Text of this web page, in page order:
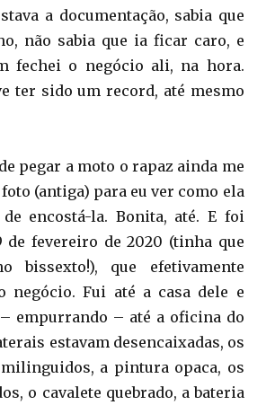
a documentação, sabia que
não sabia que ia ficar caro, e
fechei o negócio ali, na hora.
ter sido um record, até mesmo
pegar a moto o rapaz ainda me
(antiga) para eu ver como ela
de encostá-la. Bonita, até. E foi
de fevereiro de 2020 (tinha que
bissexto!), que efetivamente
negócio. Fui até a casa dele e
empurrando – até a oficina do
estavam desencaixadas, os
a pintura opaca, os
o cavalete quebrado, a bateria